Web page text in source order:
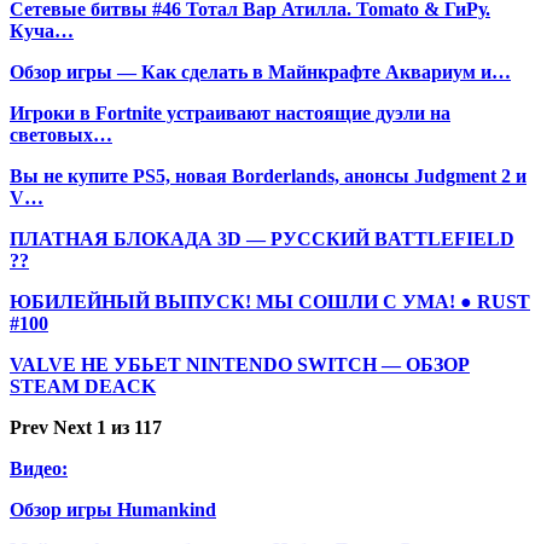
Сетевые битвы #46 Тотал Вар Атилла. Tomato & ГиРу.
Куча…
Обзор игры — Как сделать в Майнкрафте Аквариум и…
Игроки в Fortnite устраивают настоящие дуэли на
световых…
Вы не купите PS5, новая Borderlands, анонсы Judgment 2 и
V…
ПЛАТНАЯ БЛОКАДА 3D — РУССКИЙ BATTLEFIELD
??
ЮБИЛЕЙНЫЙ ВЫПУСК! МЫ СОШЛИ С УМА! ● RUST
#100
VALVE НЕ УБЬЕТ NINTENDO SWITCH — ОБЗОР
STEAM DEACK
Prev Next 1 из 117
Видео:
Обзор игры Humankind